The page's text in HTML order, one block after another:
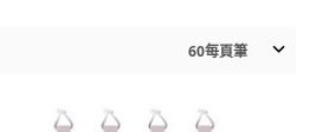
60每頁筆